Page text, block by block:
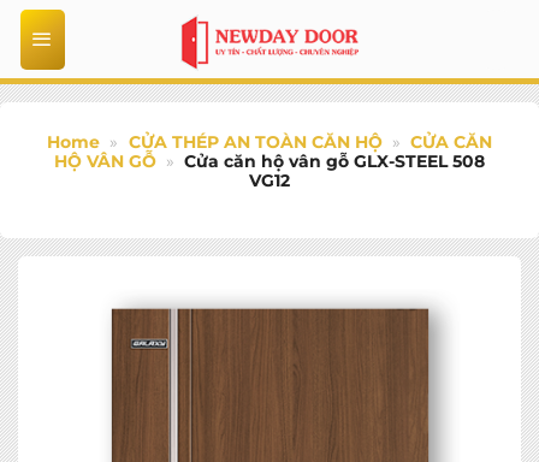
Bỏ
qua
nội
dung
Home » CỬA THÉP AN TOÀN CĂN HỘ » CỬA CĂN
HỘ VÂN GỖ » Cửa căn hộ vân gỗ GLX-STEEL 508
VG12